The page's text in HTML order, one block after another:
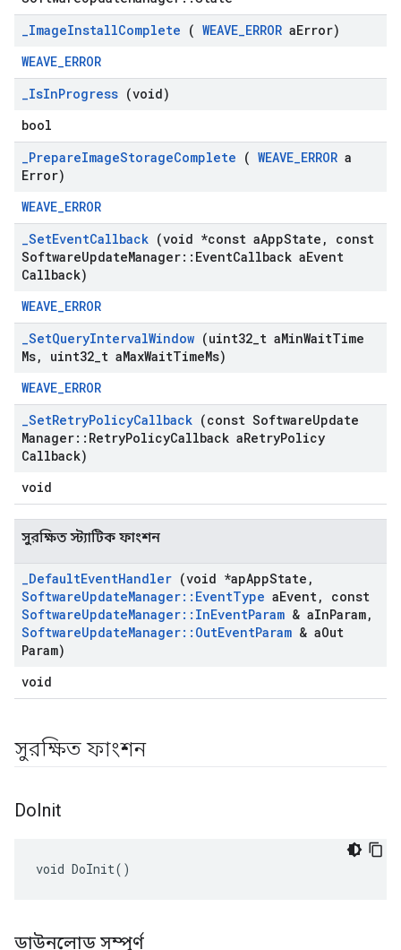
_ImageInstallComplete ( WEAVE_ERROR aError)
WEAVE_ERROR
_IsInProgress (void)
bool
_PrepareImageStorageComplete ( WEAVE_ERROR a
Error)
WEAVE_ERROR
_SetEventCallback (void *const aAppState ,
const
SoftwareUpdateManager:: EventCallback aEvent
Callback)
WEAVE_ERROR
_SetQueryIntervalWindow (uint32 t aMinWaitTime
Ms, uint32 t aMaxWaitTimeMs)
WEAVE_ERROR
_SetRetryPolicyCallback (const SoftwareUpdate
Manager:: RetryPolicyCallback aRetryPolicy
Callback)
void
সুরক্ষিত স্ট্যাটিক ফাংশন
_DefaultEventHandler (void *apAppState ,
SoftwareUpdateManager:: EventType aEvent,
const
SoftwareUpdateManager:: InEventParam & aInParam,
SoftwareUpdateManager:: OutEventParam & aOut
Param)
void
সুরক্ষিত ফাংশন
DoInit
void DoInit()
ডাউনলোড সম্পূর্ণ